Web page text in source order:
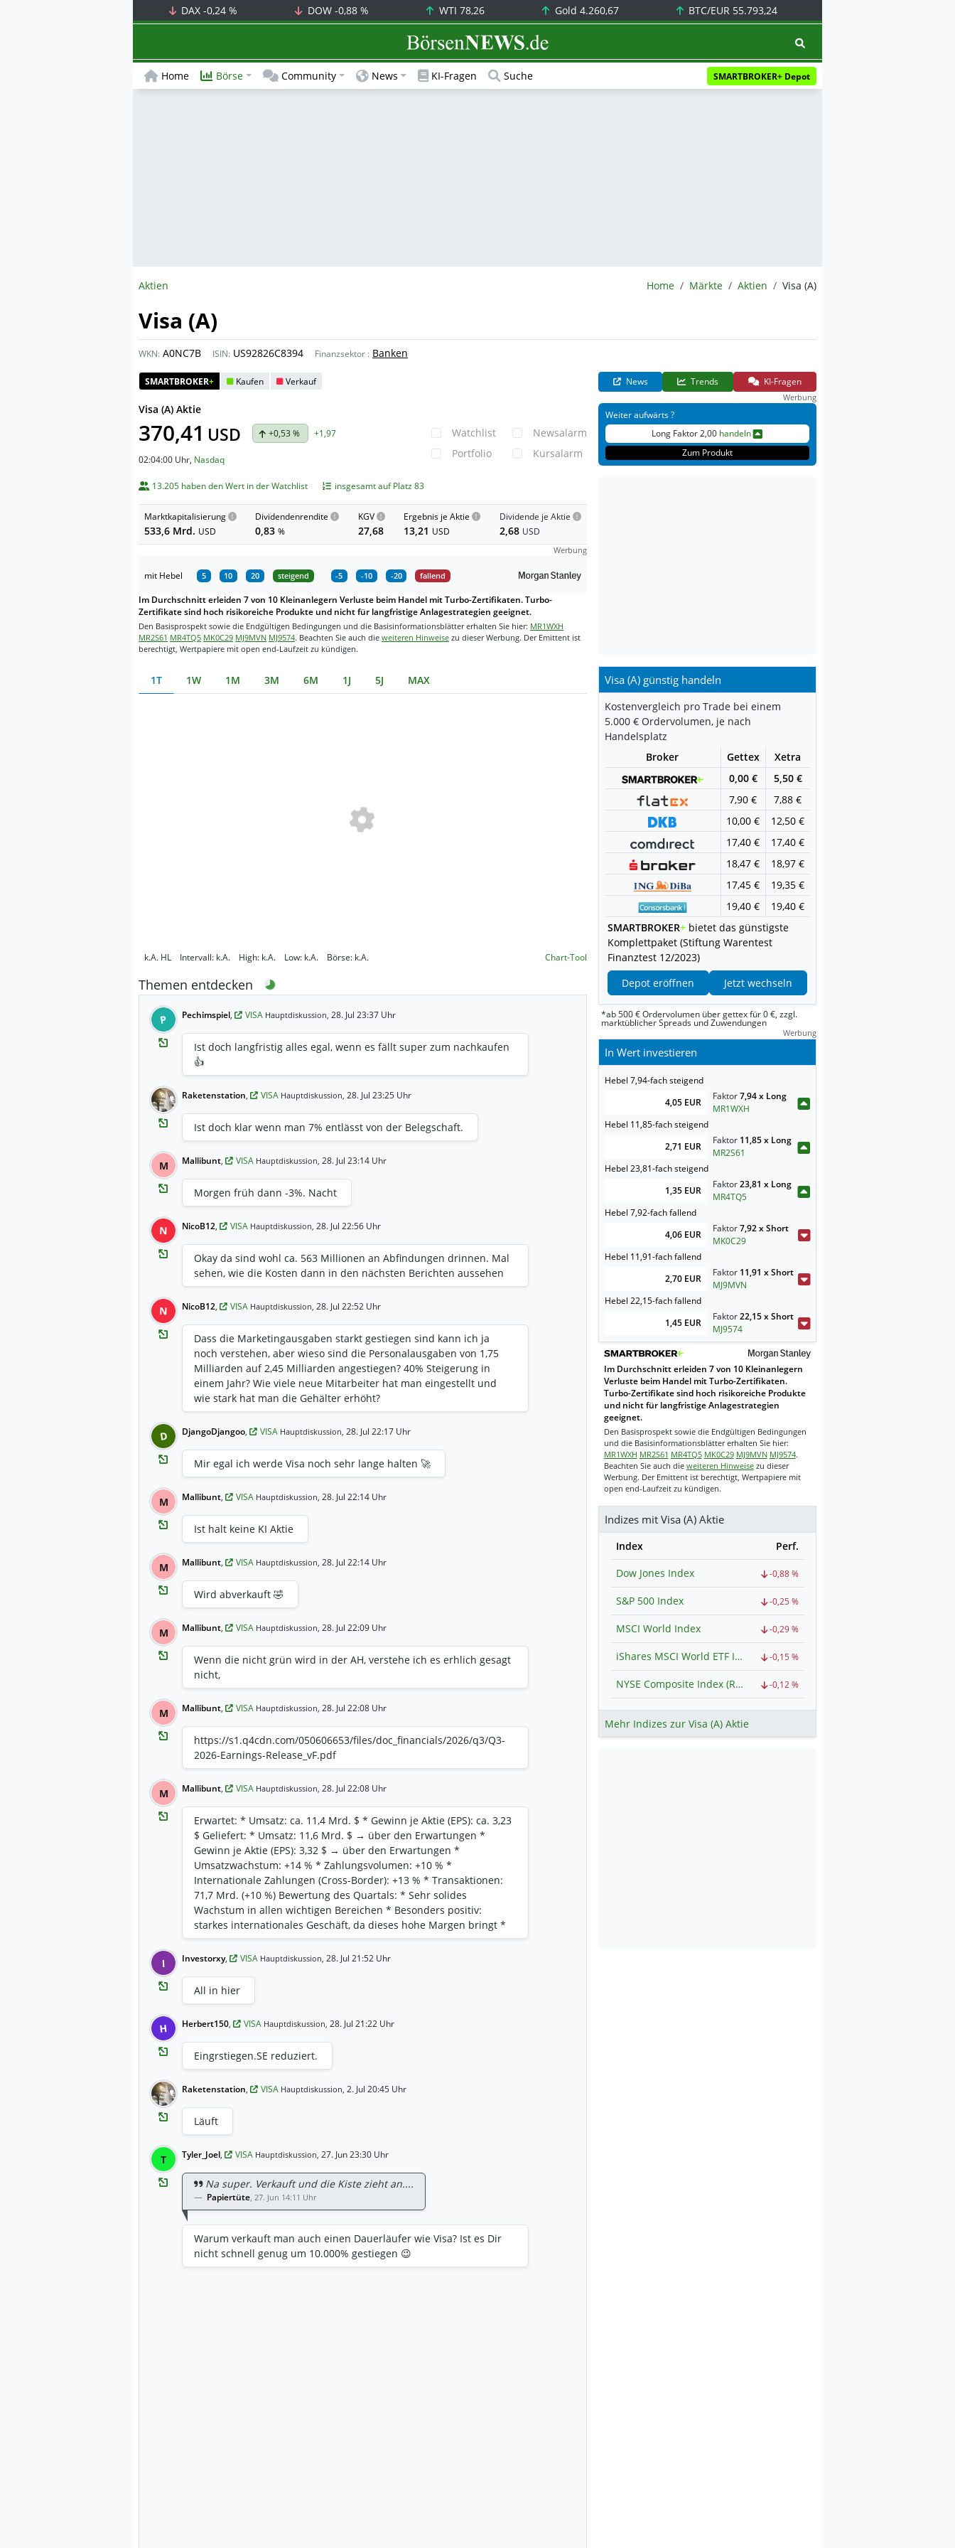
DAX-0,24 % DOW -0,88 % WTI 78,26 Gold 4.260,67 BTC/EUR 55.793,24
BörsenNEWS.de
Home Börse Community News KI-Fragen Suche SMARTBROKER+ Depot
Aktien BörsenNEWS.de
Home Märkte Aktien Visa (A)
Visa (A)
WKN: A0NC7B ISIN: US92826C8394 Finanzsektor : Banken
SMARTBROKER+ Kaufen Verkauf
Visa (A) Aktie
370,41 USD +0,53 % +1,97
02:04:00 Uhr, Nasdaq
Watchlist
Portfolio
Newsalarm
Kursalarm
13.205 haben den Wert in der Watchlist insgesamt auf Platz 83
Marktkapitalisierung
533,6 Mrd. USD
Dividendenrendite
0,83%
KGV
27,68
Ergebnis je Aktie
13,21 USD
Dividende je Aktie
2,68 USD
Werbung
mit Hebel 5 10 20 steigend -5 -10 -20 fallend
Im Durchschnitt erleiden 7 von 10 Kleinanlegern Verluste beim Handel mit Turbo-Zertifikaten. Turbo-
Zertifikate sind hoch risikoreiche Produkte und nicht für langfristige Anlagestrategien geeignet.
Den Basisprospekt sowie die Endgültigen Bedingungen und die Basisinformationsblätter erhalten Sie hier: MR1WXH
MR2S61 MR4TQ5 MK0C29 MJ9MVN MJ9574. Beachten Sie auch die weiteren Hinweise zu dieser Werbung. Der Emittent ist
berechtigt, Wertpapiere mit open end-Laufzeit zu kündigen.
1T 1W 1M 3M 6M 1J 5J MAX
k.A. HL Intervall: k.A. High: k.A. Low: k.A. Börse: k.A. Chart-Tool
Themen entdecken
P Pechimspiel, VISA Hauptdiskussion, 28. Jul 23:37 Uhr
Ist doch langfristig alles egal, wenn es fällt super zum nachkaufen
👍
Raketenstation, VISA Hauptdiskussion, 28. Jul 23:25 Uhr
Ist doch klar wenn man 7% entlässt von der Belegschaft.
M Mallibunt, VISA Hauptdiskussion, 28. Jul 23:14 Uhr
Morgen früh dann -3%. Nacht
N NicoB12, VISA Hauptdiskussion, 28. Jul 22:56 Uhr
Okay da sind wohl ca. 563 Millionen an Abfindungen drinnen. Mal
sehen, wie die Kosten dann in den nächsten Berichten aussehen
N NicoB12, VISA Hauptdiskussion, 28. Jul 22:52 Uhr
Dass die Marketingausgaben starkt gestiegen sind kann ich ja
noch verstehen, aber wieso sind die Personalausgaben von 1,75
Milliarden auf 2,45 Milliarden angestiegen? 40% Steigerung in
einem Jahr? Wie viele neue Mitarbeiter hat man eingestellt und
wie stark hat man die Gehälter erhöht?
D DjangoDjangoo, VISA Hauptdiskussion, 28. Jul 22:17 Uhr
Mir egal ich werde Visa noch sehr lange halten 🚀
M Mallibunt, VISA Hauptdiskussion, 28. Jul 22:14 Uhr
Ist halt keine KI Aktie
M Mallibunt, VISA Hauptdiskussion, 28. Jul 22:14 Uhr
Wird abverkauft 🤣
M Mallibunt, VISA Hauptdiskussion, 28. Jul 22:09 Uhr
Wenn die nicht grün wird in der AH, verstehe ich es erhlich gesagt
nicht,
M Mallibunt, VISA Hauptdiskussion, 28. Jul 22:08 Uhr
https://s1.q4cdn.com/050606653/files/doc_financials/2026/q3/Q3-
2026-Earnings-Release_vF.pdf
M Mallibunt, VISA Hauptdiskussion, 28. Jul 22:08 Uhr
Erwartet: * Umsatz: ca. 11,4 Mrd. $ * Gewinn je Aktie (EPS): ca. 3,23
$ Geliefert: * Umsatz: 11,6 Mrd. $ → über den Erwartungen *
Gewinn je Aktie (EPS): 3,32 $ → über den Erwartungen *
Umsatzwachstum: +14 % * Zahlungsvolumen: +10 % *
Internationale Zahlungen (Cross-Border): +13 % * Transaktionen:
71,7 Mrd. (+10 %) Bewertung des Quartals: * Sehr solides
Wachstum in allen wichtigen Bereichen * Besonders positiv:
starkes internationales Geschäft, da dieses hohe Margen bringt *
Hoher Cashflow und weitere Aktienrückkäufe unterstützen den
Gewinn je Aktie * Einziger kleiner Kritikpunkt: Kosten steigen
und ein starkes Quartal geliefert. Fundamental bleibt Visa eines
der qualitativ besten Unternehmen im Zahlungssektor.
I Investorxy, VISA Hauptdiskussion, 28. Jul 21:52 Uhr
All in hier
H Herbert150, VISA Hauptdiskussion, 28. Jul 21:22 Uhr
Eingrstiegen.SE reduziert.
Raketenstation, VISA Hauptdiskussion, 2. Jul 20:45 Uhr
Läuft
T Tyler_Joel, VISA Hauptdiskussion, 27. Jun 23:30 Uhr
Na super. Verkauft und die Kiste zieht an....
Papiertüte, 27. Jun 14:11 Uhr
Warum verkauft man auch einen Dauerläufer wie Visa? Ist es Dir
nicht schnell genug um 10.000% gestiegen 😉
News Trends KI-Fragen
Werbung
Weiter aufwärts ?
Long Faktor 2,00 handeln
Zum Produkt
Visa (A) günstig handeln
Kostenvergleich pro Trade bei einem
5.000 € Ordervolumen, je nach
Handelsplatz
Broker
Gettex
Xetra
0,00 €
5,50 €
7,90 €
7,88 €
10,00 €
12,50 €
17,40 €
17,40 €
18,47 €
18,97 €
17,45 €
19,35 €
19,40 €
19,40 €
SMARTBROKER+bietet das günstigste
Komplettpaket (Stiftung Warentest
Finanztest 12/2023)
Depot eröffnen
Jetzt wechseln
*ab 500 € Ordervolumen über gettex für 0 €, zzgl.
marktüblicher Spreads und Zuwendungen
Werbung
In Wert investieren
Hebel 7,94-fach steigend
4,05 EUR
Faktor7,94 x Long
MR1WXH
Hebel 11,85-fach steigend
2,71 EUR
Faktor 11,85 x Long
MR2S61
Hebel 23,81-fach steigend
1,35 EUR
Faktor23,81 x Long
MR4TQ5
Hebel 7,92-fach fallend
4,06 EUR
Faktor7,92 x Short
MK0C29
Hebel 11,91-fach fallend
2,70 EUR
Faktor 11,91 x Short
MJ9MVN
Hebel 22,15-fach fallend
1,45 EUR
Faktor22,15 x Short
MJ9574
Im Durchschnitt erleiden 7 von 10 Kleinanlegern
Verluste beim Handel mit Turbo-Zertifikaten.
Turbo-Zertifikate sind hoch risikoreiche Produkte
und nicht für langfristige Anlagestrategien
geeignet.
Den Basisprospekt sowie die Endgültigen Bedingungen
und die Basisinformationsblätter erhalten Sie hier:
MR1WXH MR2S61 MR4TQ5 MK0C29 MJ9MVN MJ9574.
Beachten Sie auch die weiteren Hinweisezu dieser
Werbung. Der Emittent ist berechtigt, Wertpapiere mit
open end-Laufzeit zu kündigen.
Indizes mit Visa (A) Aktie
Index
Perf.
Dow Jones Index
-0,88 %
S&P 500 Index -0,25 %
MSCI World Index -0,29 %
iShares MSCI World ETF Index -0,15 %
NYSE Composite Index (Revised) -0,12 %
Mehr Indizes zur Visa (A) Aktie